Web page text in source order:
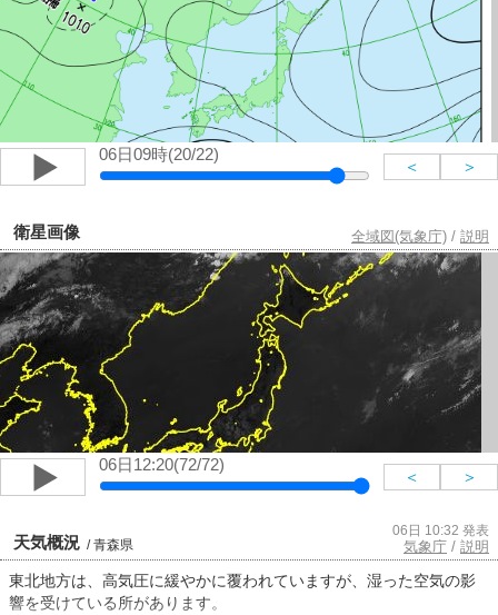
06日09時(20/22)
＜ ＞
衛星画像 全域図(気象庁) / 説明
06日12:20(72/72)
＜ ＞
天気概況 / 青森県
06日 10:32 発表
気象庁 / 説明
東北地方は、高気圧に緩やかに覆われていますが、湿った空気の影
響を受けている所があります。